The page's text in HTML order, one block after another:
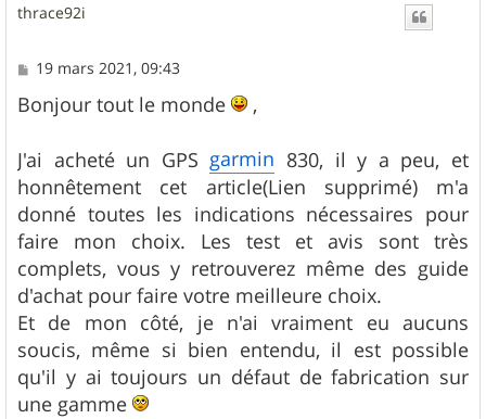
thrace92i
M
s
s
g
e
19 mars 2021, 09:43
Bonjour tout le monde ,
J'ai acheté un GPSgarmin 830, il y a peu, et
honnêtement cet article(Lien supprimé) m'a
donné toutes les indications nécessaires pour
faire mon choix. Les test et avis sont très
complets, vous y retrouverez même des guide
d'achat pour faire votre meilleure choix.
Et de mon côté, je n'ai vraiment eu aucuns
soucis, même si bien entendu, il est possible
qu'il y ai toujours un défaut de fabrication sur
une gamme